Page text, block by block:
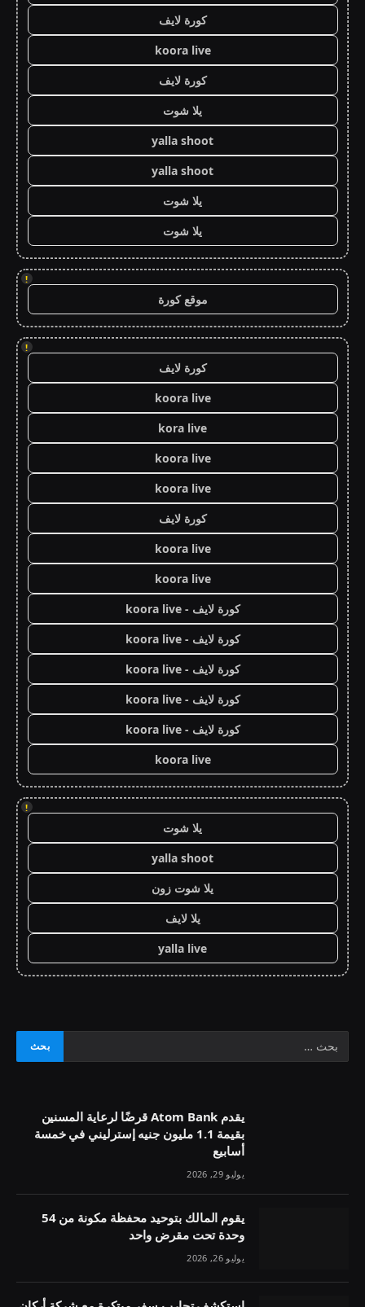
كورة لايف
koora live
كورة لايف
يلا شوت
yalla shoot
yalla shoot
يلا شوت
يلا شوت
!
موقع كورة
!
كورة لايف
koora live
kora live
koora live
koora live
كورة لايف
koora live
koora live
كورة لايف - koora live
كورة لايف - koora live
كورة لايف - koora live
كورة لايف - koora live
كورة لايف - koora live
koora live
!
يلا شوت
yalla shoot
يلا شوت زون
يلا لايف
yalla live
يقدم Atom Bank قرضًا لرعاية المسنين
بقيمة 1.1 مليون جنيه إسترليني في خمسة
أسابيع
يوليو 29, 2026
يقوم المالك بتوحيد محفظة مكونة من 54
وحدة تحت مقرض واحد
يوليو 26, 2026